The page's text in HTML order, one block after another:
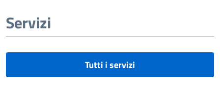
Servizi
Tutti i servizi